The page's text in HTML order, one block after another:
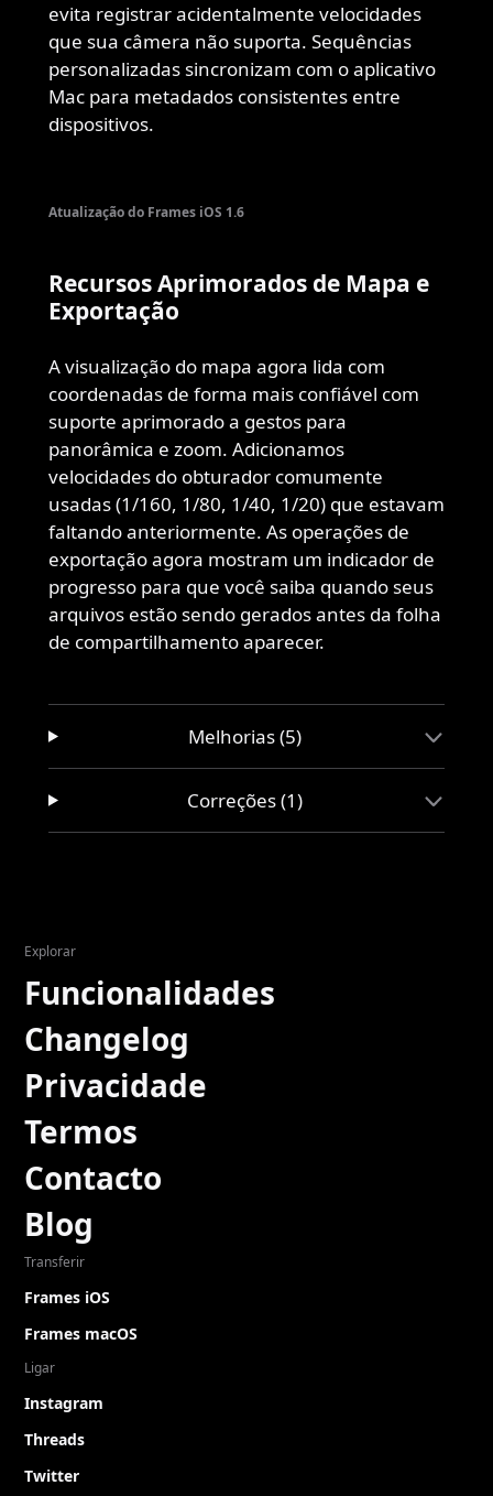
evita registrar acidentalmente velocidades
que sua câmera não suporta. Sequências
personalizadas sincronizam com o aplicativo
Mac para metadados consistentes entre
dispositivos.
Atualização do Frames iOS 1.6
Recursos Aprimorados de Mapa e
Exportação
A visualização do mapa agora lida com
coordenadas de forma mais confiável com
suporte aprimorado a gestos para
panorâmica e zoom. Adicionamos
velocidades do obturador comumente
usadas (1/160, 1/80, 1/40, 1/20) que estavam
faltando anteriormente. As operações de
exportação agora mostram um indicador de
progresso para que você saiba quando seus
arquivos estão sendo gerados antes da folha
de compartilhamento aparecer.
Melhorias (5)
Correções (1)
Explorar
Funcionalidades
Changelog
Privacidade
Termos
Contacto
Blog
Transferir
Frames iOS
Frames macOS
Ligar
Instagram
Threads
Twitter